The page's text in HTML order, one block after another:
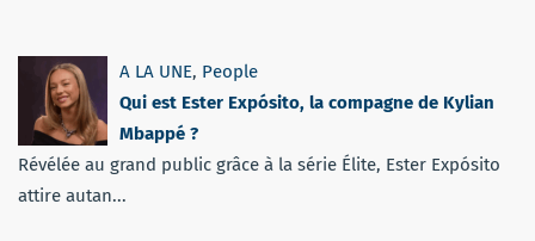
A LA UNE, People
Qui est Ester Expósito, la compagne de Kylian
Mbappé ?
Révélée au grand public grâce à la série Élite, Ester Expósito
attire autan...